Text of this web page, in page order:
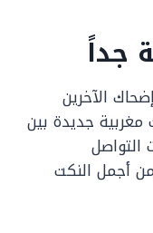
جداً
الآخرين
جديدة بين
أجمل النكت